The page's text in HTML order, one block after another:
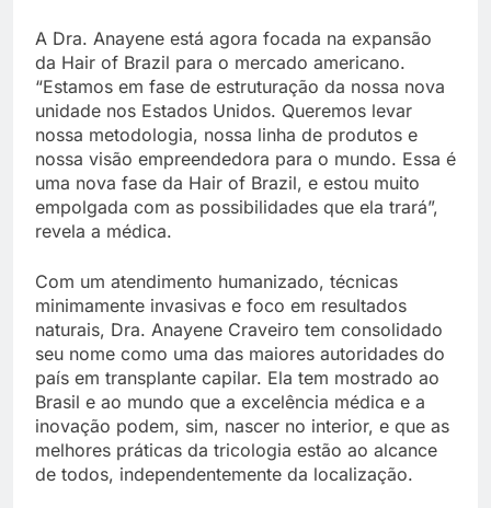
A Dra. Anayene está agora focada na expansão
da Hair of Brazil para o mercado americano.
“Estamos em fase de estruturação da nossa nova
unidade nos Estados Unidos. Queremos levar
nossa metodologia, nossa linha de produtos e
nossa visão empreendedora para o mundo. Essa é
uma nova fase da Hair of Brazil, e estou muito
empolgada com as possibilidades que ela trará”,
revela a médica.
Com um atendimento humanizado, técnicas
minimamente invasivas e foco em resultados
naturais, Dra. Anayene Craveiro tem consolidado
seu nome como uma das maiores autoridades do
país em transplante capilar. Ela tem mostrado ao
Brasil e ao mundo que a excelência médica e a
inovação podem, sim, nascer no interior, e que as
melhores práticas da tricologia estão ao alcance
de todos, independentemente da localização.